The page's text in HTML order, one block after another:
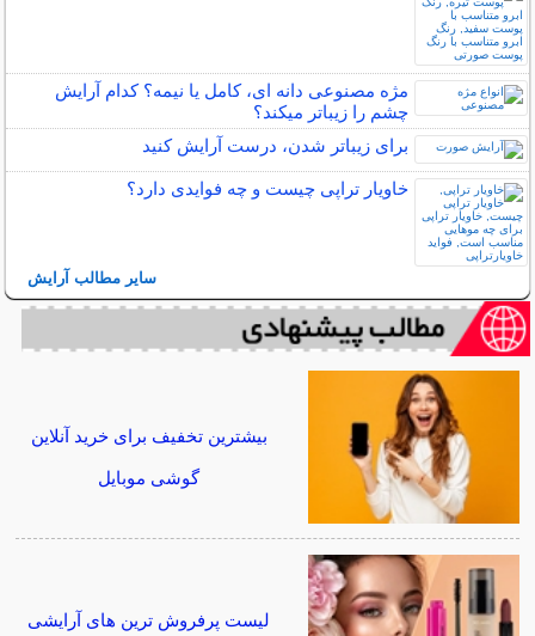
مژه مصنوعی دانه ای، کامل یا نیمه؟ کدام آرایش
چشم را زیباتر میکند؟
برای زیباتر شدن، درست آرایش کنید
خاویار تراپی چیست و چه فوایدی دارد؟
سایر مطالب آرایش
بیشترین تخفیف برای خرید آنلاین
گوشی موبایل
لیست پرفروش ترین های آرایشی